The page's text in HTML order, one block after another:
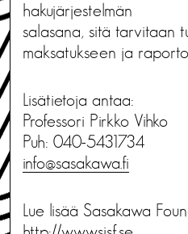
hakujärjestelmän
salasana, sitä tarvitaan
maksatukseen ja
Lisätietoja antaa:
Professori Pirkko Vihko
Puh: 040-5431734
info@sasakawa.fi
Lue lisää Sasakawa